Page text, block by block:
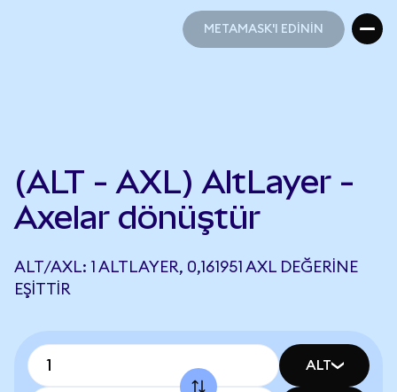
METAMASK'I EDİNİN
(ALT - AXL) AltLayer -
Axelar dönüştür
ALT/AXL: 1 ALTLAYER, 0,161951 AXL DEĞERINE
EŞITTIR
ALT